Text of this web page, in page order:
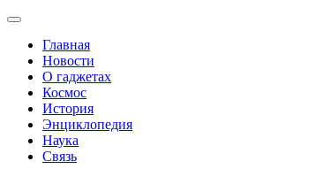
Главная
Новости
О гаджетах
Космос
История
Энциклопедия
Наука
Связь